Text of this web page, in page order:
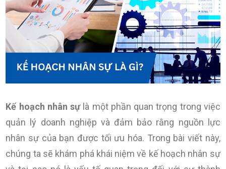
Kế hoạch nhân sựlà một phần quan trọng trong việc
quản lý doanh nghiệp và đảm bảo rằng nguồn lực
nhân sự của bạn được tối ưu hóa. Trong bài viết này,
chúng ta sẽ khám phá khái niệm về kế hoạch nhân sự